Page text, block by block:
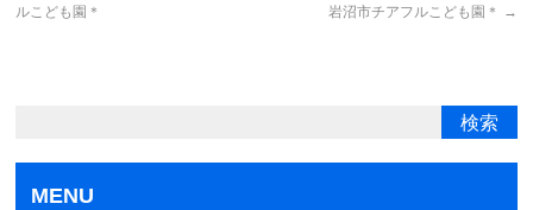
ルこども園＊
岩沼市チアフルこども園＊
→
MENU